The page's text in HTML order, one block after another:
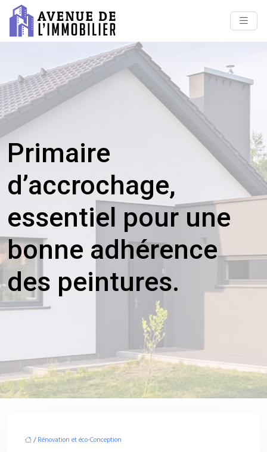
Primaire
d’accrochage,
essentiel pour une
bonne adhérence
des peintures.
/Rénovation et éco-Conception